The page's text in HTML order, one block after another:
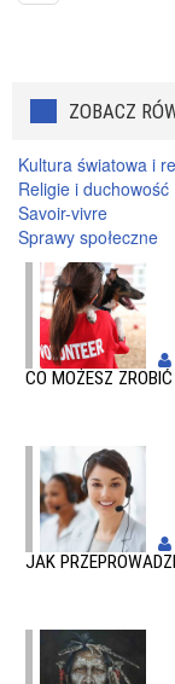
ZOBACZ
Kultura światowa i
Religie i duchowość
Savoir-vivre
Sprawy społeczne
CO MOŻESZ
JAK